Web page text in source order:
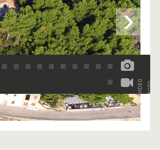
›
VIDEO FOTO